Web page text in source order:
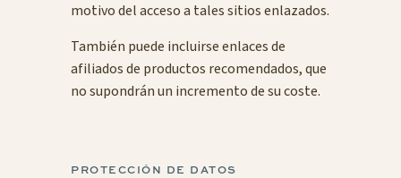
motivo del acceso a tales sitios enlazados.
También puede incluirse enlaces de
afiliados de productos recomendados, que
no supondrán un incremento de su coste.
PROTECCIÓN DE DATOS